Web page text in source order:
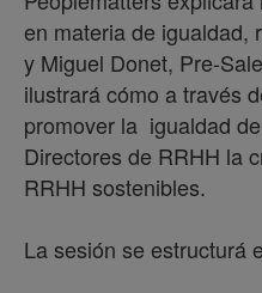
en materia de igualdad,
y Miguel Donet, Pre-
ilustrará cómo a través
promover la igualdad
Directores de RRHH la
RRHH sostenibles.
La sesión se estructurá